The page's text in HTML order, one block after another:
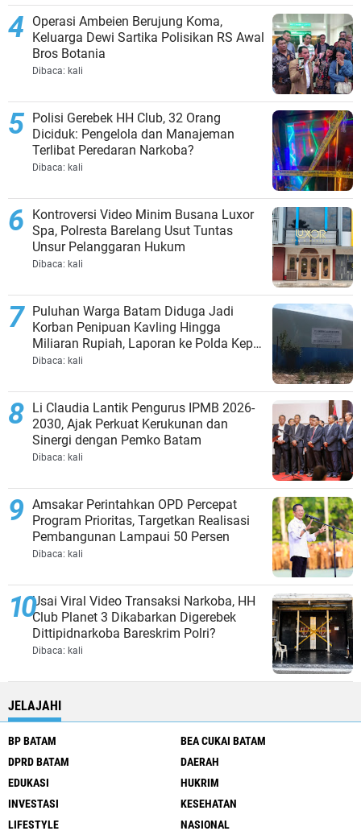
Operasi Ambeien Berujung Koma,
Keluarga Dewi Sartika Polisikan RS Awal
Bros Botania
Dibaca: kali
Polisi Gerebek HH Club, 32 Orang
Diciduk: Pengelola dan Manajeman
Terlibat Peredaran Narkoba?
Dibaca: kali
Kontroversi Video Minim Busana Luxor
Spa, Polresta Barelang Usut Tuntas
Unsur Pelanggaran Hukum
Dibaca: kali
Puluhan Warga Batam Diduga Jadi
Korban Penipuan Kavling Hingga
Miliaran Rupiah, Laporan ke Polda Kepri
Jalan di Tempat?
Dibaca: kali
Li Claudia Lantik Pengurus IPMB 2026-
2030, Ajak Perkuat Kerukunan dan
Sinergi dengan Pemko Batam
Dibaca: kali
Amsakar Perintahkan OPD Percepat
Program Prioritas, Targetkan Realisasi
Pembangunan Lampaui 50 Persen
Dibaca: kali
Usai Viral Video Transaksi Narkoba, HH
Club Planet 3 Dikabarkan Digerebek
Dittipidnarkoba Bareskrim Polri?
Dibaca: kali
JELAJAHI
BP BATAM
BEA CUKAI BATAM
DPRD BATAM
DAERAH
EDUKASI
HUKRIM
INVESTASI
KESEHATAN
LIFESTYLE
NASIONAL